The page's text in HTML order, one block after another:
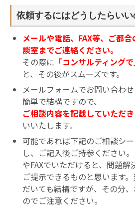
依頼するにはどうしたらいい
メールや電話、FAX等、ご都
談室までご連絡ください。
その際に 「コンサルティングで
と、その後がスムーズです。
メールフォームでお問い合わせ
簡単で結構ですので、
ご相談内容を記載していただ
いいたします。
可能であれば下記のご相談シ
し、ご記入後ご持参ください
やFAXでいただけると、問題
ご提示できるものと思います
だいても結構ですが、その分
のでご注意ください。